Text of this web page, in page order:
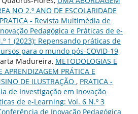
NO 2.º ANO DE ESCOLARIDADE
PRATICA - Revista Multimédia de
Pedagógica e Práticas de e-
1 (2023): Repensando práticas de
para o mundo pós-COVID-19
Madureira, METODOLOGIAS E
APRENDIZAGEM PRÁTICA E
DE ILUSTRAÇÃO , PRATICA -
de Investigação em Inovação
de e-Learning: Vol. 6 N.º 3
de Inovação Pedagógica